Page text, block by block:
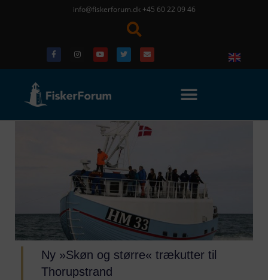
info@fiskerforum.dk +45 60 22 09 46
Ny »Skøn og større« trækutter til
Thorupstrand